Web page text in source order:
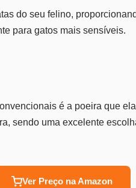
do seu felino,
para gatos mais sensíveis.
é a poeira que
sendo uma excelente
Ver Preço na Amazon